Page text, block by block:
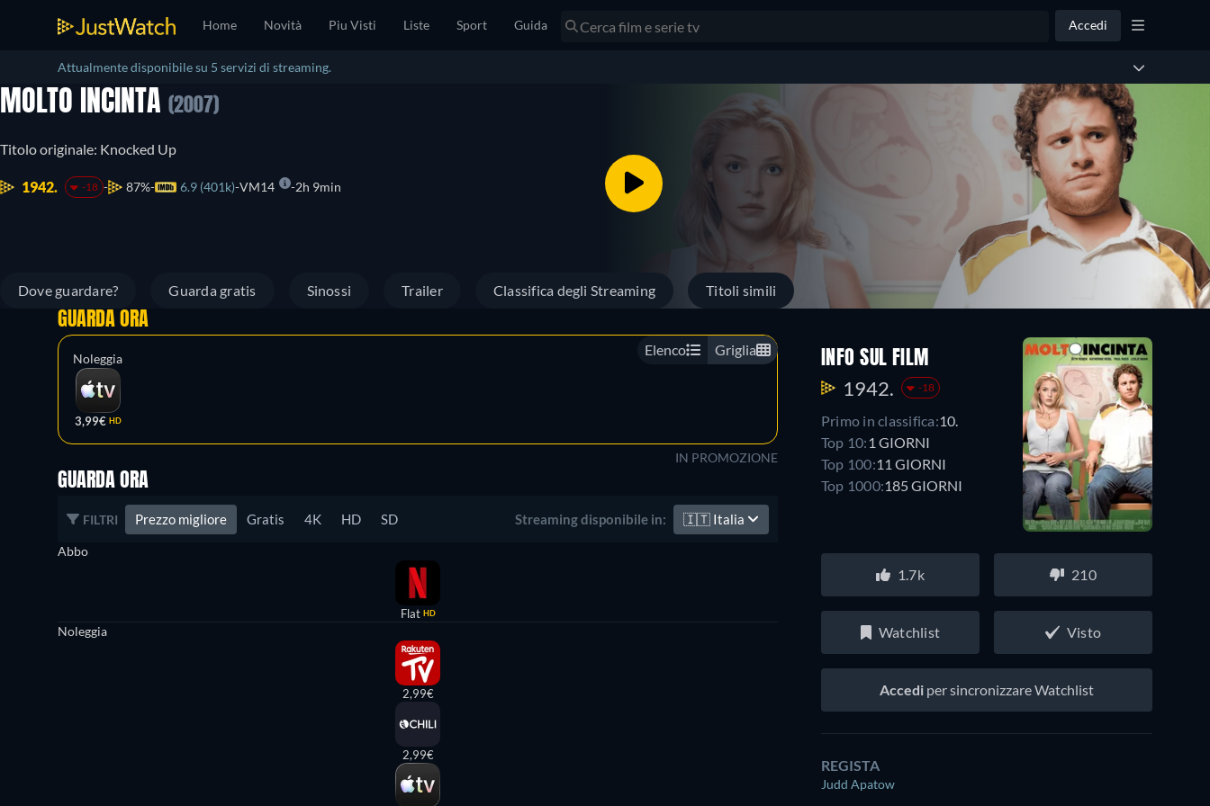
Home Novità Piu Visti Liste Sport Guida Accedi
Attualmente disponibile su 5 servizi di streaming.
MOLTO INCINTA (2007)
Titolo originale: Knocked Up
1942. -18 87% 6.9 (401k) VM14 2h 9min
Dove guardare? Guarda gratis Sinossi Trailer Classifica degli Streaming Titoli simili
Elenco Griglia
GUARDA ORA
Noleggia
3,99€ HD
IN PROMOZIONE
GUARDA ORA
FILTRI Prezzo migliore Gratis 4K HD SD Streaming disponibile in: 🇮🇹 Italia
Abbo
Flat HD
Noleggia
2,99€
2,99€
INFO SUL FILM
1942. -18
Primo in classifica:10.
Top 10: 1 GIORNI
Top 100:11 GIORNI
Top 1000:185 GIORNI
1.7k 210
Watchlist Visto
Accedi per sincronizzare Watchlist
REGISTA
Judd Apatow